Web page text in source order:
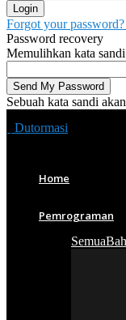
Forgot your
Password recovery
Memulihkan kata sandi
Sebuah kata sandi
Dutormasi
Home
Pemrograman
Semua